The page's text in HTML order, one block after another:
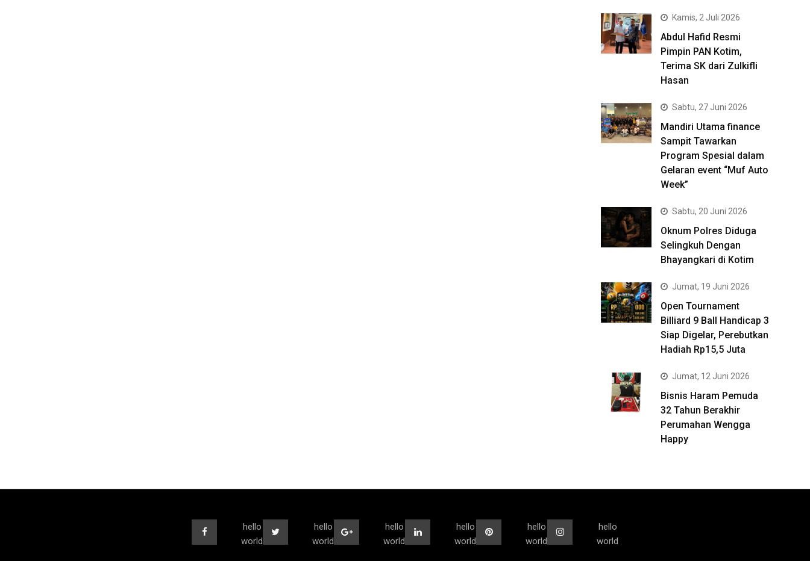
Kamis, 2 Juli 2026
Abdul Hafid Resmi
Pimpin PAN Kotim,
Terima SK dari Zulkifli
Hasan
Sabtu, 27 Juni 2026
Mandiri Utama finance
Sampit Tawarkan
Program Spesial dalam
Gelaran event “Muf Auto
Week”
Sabtu, 20 Juni 2026
Oknum Polres Diduga
Selingkuh Dengan
Bhayangkari di Kotim
Jumat, 19 Juni 2026
Open Tournament
Billiard 9 Ball Handicap 3
Siap Digelar, Perebutkan
Hadiah Rp15,5 Juta
Jumat, 12 Juni 2026
Bisnis Haram Pemuda
32 Tahun Berakhir
Perumahan Wengga
Happy
hello
world
hello
world
hello
world
hello
world
hello
world
hello
world